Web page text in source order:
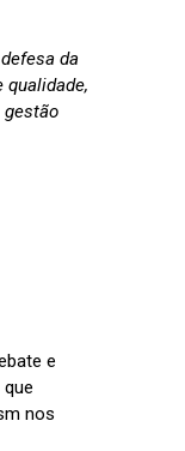
da
qualidade,
gestão
e
nos